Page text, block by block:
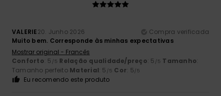
VALERIE20. Junho 2026
Compra verificada
Muito bem. Corresponde às minhas expectativas
Mostrar original - Francês
Conforto: 5 /5 Relação qualidade/preço: 5 /5 Tamanho:
Tamanho perfeito Material: 5 /5 Cor: 5/5
Eu recomendo este produto